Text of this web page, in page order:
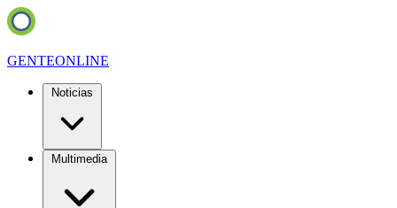
GENTEONLINE
Noticias
Multimedia